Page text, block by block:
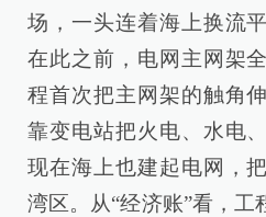
场，一头连着海上换流
在此之前，电网主网架
程首次把主网架的触角
靠变电站把火电、水电
现在海上也建起电网，
湾区。从“经济账”看，